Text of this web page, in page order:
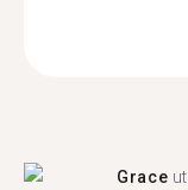
Grace